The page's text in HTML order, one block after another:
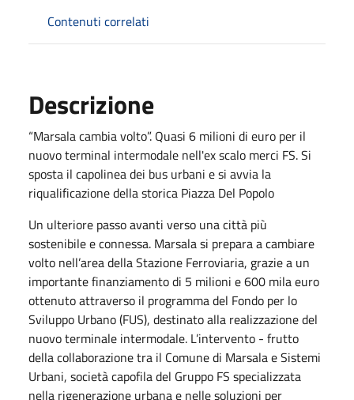
Contenuti correlati
Descrizione
“Marsala cambia volto”. Quasi 6 milioni di euro per il
nuovo terminal intermodale nell'ex scalo merci FS. Si
sposta il capolinea dei bus urbani e si avvia la
riqualificazione della storica Piazza Del Popolo
Un ulteriore passo avanti verso una città più
sostenibile e connessa. Marsala si prepara a cambiare
volto nell’area della Stazione Ferroviaria, grazie a un
importante finanziamento di 5 milioni e 600 mila euro
ottenuto attraverso il programma del Fondo per lo
Sviluppo Urbano (FUS), destinato alla realizzazione del
nuovo terminale intermodale. L’intervento - frutto
della collaborazione tra il Comune di Marsala e Sistemi
Urbani, società capofila del Gruppo FS specializzata
nella rigenerazione urbana e nelle soluzioni per